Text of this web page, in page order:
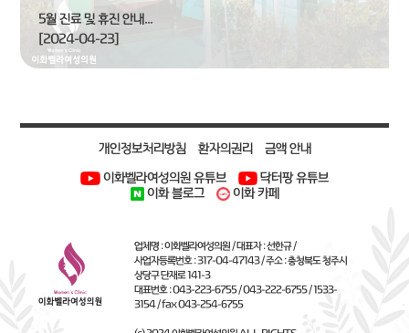
5월 진료 및 휴진 안내...
[2024-04-23]
개인정보처리방침 환자의권리 금액 안내
이화벨라여성의원 유튜브
닥터팡 유튜브
이화 블로그
이화 카페
업체명 : 이화벨라여성의원 / 대표자 : 선한규 /
사업자등록번호 : 317-04-47143 / 주소 : 충청북도 청주시
상당구 단재로 141-3
대표번호 : 043-223-6755 / 043-222-6755 / 1533-
3154 / fax 043-254-6755